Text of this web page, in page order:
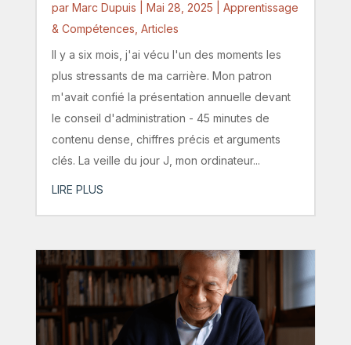
par Marc Dupuis Mai 28, 2025
Apprentissage
& Compétences, Articles
Il y a six mois, j'ai vécu l'un des moments les
plus stressants de ma carrière. Mon patron
m'avait confié la présentation annuelle devant
le conseil d'administration - 45 minutes de
contenu dense, chiffres précis et arguments
clés. La veille du jour J, mon ordinateur...
LIRE PLUS